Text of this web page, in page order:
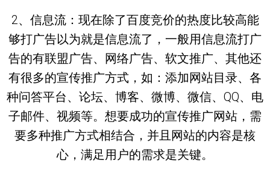
2、信息流：现在除了百度竞价的热度比较高能
够打广告以为就是信息流了，一般用信息流打广
告的有联盟广告、网络广告、软文推广、其他还
有很多的宣传推广方式，如：添加网站目录、各
种问答平台、论坛、博客、微博、微信、QQ、电
子邮件、视频等。想要成功的宣传推广网站，需
要多种推广方式相结合，并且网站的内容是核
心，满足用户的需求是关键。